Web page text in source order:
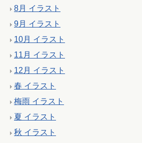
8月 イラスト
9月 イラスト
10月 イラスト
11月 イラスト
12月 イラスト
春 イラスト
梅雨 イラスト
夏 イラスト
秋 イラスト